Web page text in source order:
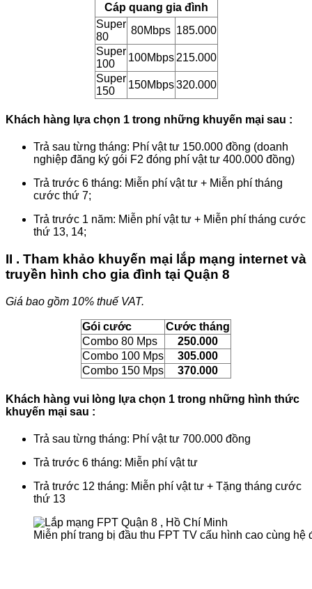
Cáp quang gia đình
Super
80
80Mbps 185.000
Super
100
100Mbps 215.000
Super
150
150Mbps 320.000
Khách hàng lựa chọn 1 trong những khuyến mại sau :
Trả sau từng tháng: Phí vật tư 150.000 đồng (doanh
nghiệp đăng ký gói F2 đóng phí vật tư 400.000 đồng)
Trả trước 6 tháng: Miễn phí vật tư + Miễn phí tháng
cước thứ 7;
Trả trước 1 năm: Miễn phí vật tư + Miễn phí tháng cước
thứ 13, 14;
II . Tham khảo khuyến mại lắp mạng internet và
truyền hình cho gia đình tại Quận 8
Giá bao gồm 10% thuế VAT.
Gói cước
Cước tháng
Combo 80 Mps
250.000
Combo 100 Mps
305.000
Combo 150 Mps
370.000
Khách hàng vui lòng lựa chọn 1 trong những hình thức
khuyến mại sau :
Trả sau từng tháng: Phí vật tư 700.000 đồng
Trả trước 6 tháng: Miễn phí vật tư
Trả trước 12 tháng: Miễn phí vật tư + Tặng tháng cước
thứ 13
Miễn phí trang bị đầu thu FPT TV cấu hình cao cùng hệ